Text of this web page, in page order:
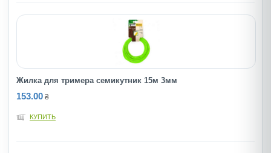
Жилка для тримера семикутник 15м 3мм
153.00 ₴
КУПИТЬ